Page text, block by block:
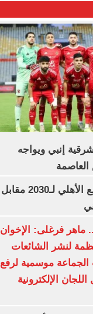
إنبي ويواجه
إمام عاشور يمدد تعاقده مع الأهلي لـ2030 مقابل
ماهر فرغلى: الإخوان
لنشر الشائعات
موسمية لرفع
الإلكترونية